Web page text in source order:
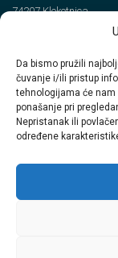
Da bismo pružili
čuvanje i/ili pristup
tehnologijama će nam
ponašanje pri
Nepristanak ili
određene
74207 Klokotnica
+387 35 720 560 (Tel)
+387 35 720 414 (Fax)
Email